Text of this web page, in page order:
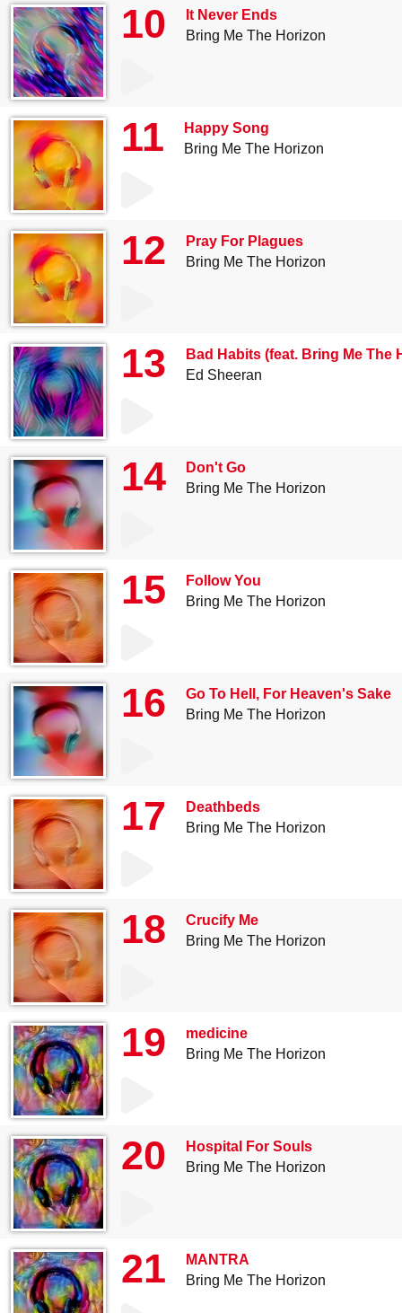
10
It Never Ends
Bring Me The Horizon
11
Happy Song
Bring Me The Horizon
12
Pray For Plagues
Bring Me The Horizon
13
Bad Habits (feat. Bring Me The
Ed Sheeran
14
Don't Go
Bring Me The Horizon
15
Follow You
Bring Me The Horizon
16
Go To Hell, For Heaven's Sake
Bring Me The Horizon
17
Deathbeds
Bring Me The Horizon
18
Crucify Me
Bring Me The Horizon
19
medicine
Bring Me The Horizon
20
Hospital For Souls
Bring Me The Horizon
21
MANTRA
Bring Me The Horizon